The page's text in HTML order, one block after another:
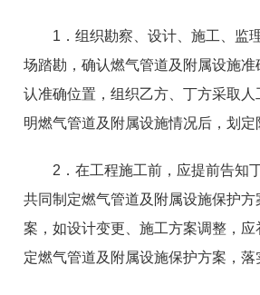
1．组织勘察、设计、施工、监
场踏勘，确认燃气管道及附属设施准
认准确位置，组织乙方、丁方采取人
明燃气管道及附属设施情况后，划定
2．在工程施工前，应提前告知
共同制定燃气管道及附属设施保护方
案，如设计变更、施工方案调整，应
定燃气管道及附属设施保护方案，落